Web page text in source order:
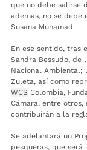
que no debe salirse
además, no se debe
Susana Muhamad.
En ese sentido, tras
Sandra Bessudo, de
Nacional Ambiental;
Zuleta, así como
WCS Colombia,
Cámara, entre
contribuirán a la
Se adelantará un
pesqueras, que